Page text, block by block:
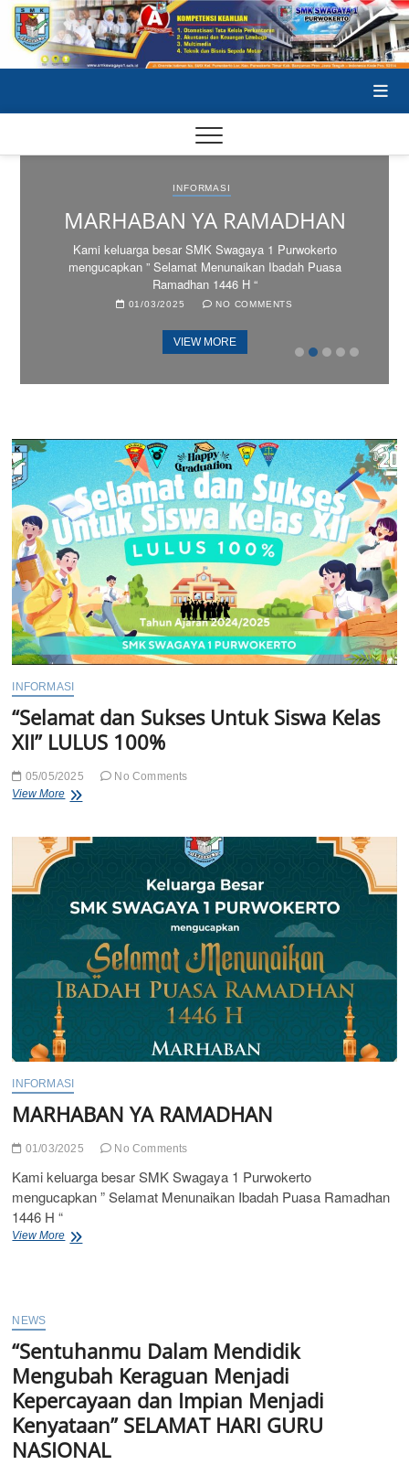
Skip
content
INFORMASI
MARHABAN YA RAMADHAN
Kami keluarga besar SMK Swagaya 1 Purwokerto
mengucapkan ” Selamat Menunaikan Ibadah Puasa
Ramadhan 1446 H “
01/03/2025 NO COMMENTS
VIEW MORE
INFORMASI
“Selamat dan Sukses Untuk Siswa Kelas
XII” LULUS 100%
05/05/2025
No Comments
View More“Selamat
Untuk
Siswa
LULUS
100%
INFORMASI
MARHABAN YA RAMADHAN
01/03/2025 No Comments
Kami keluarga besar SMK Swagaya 1 Purwokerto
mengucapkan ” Selamat Menunaikan Ibadah Puasa Ramadhan
1446 H “
View MoreMARHABAN
NEWS
“Sentuhanmu Dalam Mendidik
Mengubah Keraguan Menjadi
Kepercayaan dan Impian Menjadi
Kenyataan” SELAMAT HARI GURU
NASIONAL